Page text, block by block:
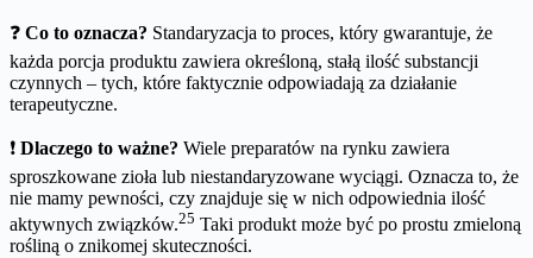
❓ Co to oznacza? Standaryzacja to proces, który gwarantuje, że
każda porcja produktu zawiera określoną, stałą ilość substancji
czynnych – tych, które faktycznie odpowiadają za działanie
terapeutyczne.
❗️ Dlaczego to ważne? Wiele preparatów na rynku zawiera
sproszkowane zioła lub niestandaryzowane wyciągi. Oznacza to, że
nie mamy pewności, czy znajduje się w nich odpowiednia ilość
aktywnych związków.25 Taki produkt może być po prostu zmieloną
rośliną o znikomej skuteczności.